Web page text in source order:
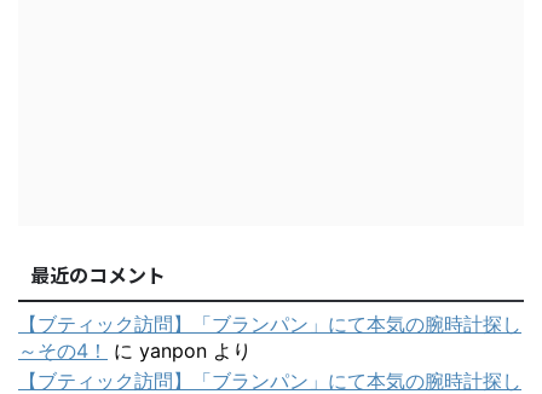
最近のコメント
【ブティック訪問】「ブランパン」にて本気の腕時計探し
～その4！
に yanpon より
【ブティック訪問】「ブランパン」にて本気の腕時計探し